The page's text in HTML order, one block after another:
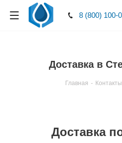
8 (800) 100-
Доставка в
Главная - Контакты
Доставка